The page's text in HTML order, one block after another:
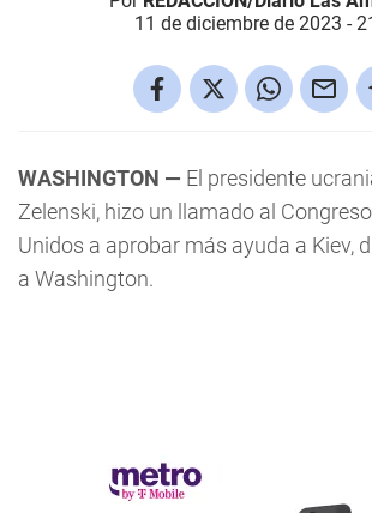
11 de diciembre de 2023 -
WASHINGTON — El presidente
Zelenski, hizo un llamado al
Unidos a aprobar más ayuda a Kiev,
a Washington.